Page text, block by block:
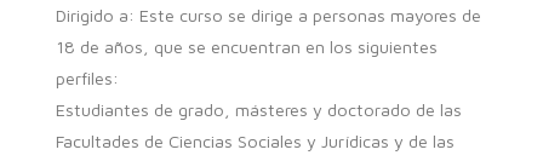
Dirigido a: Este curso se dirige a personas mayores de
18 de años, que se encuentran en los siguientes
perfiles:
Estudiantes de grado, másteres y doctorado de las
Facultades de Ciencias Sociales y Jurídicas y de las